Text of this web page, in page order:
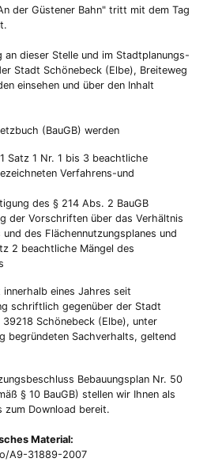
der Güstener Bahn" tritt mit dem Tag
an dieser Stelle und im Stadtplanungs-
Stadt Schönebeck (Elbe), Breiteweg
einsehen und über den Inhalt
(BauGB) werden
Satz 1 Nr. 1 bis 3 beachtliche
Verfahrens-und
des § 214 Abs. 2 BauGB
der Vorschriften über das Verhältnis
und des Flächennutzungsplanes und
2 beachtliche Mängel des
eines Jahres seit
schriftlich gegenüber der Stadt
Schönebeck (Elbe), unter
begründeten Sachverhalts, geltend
Bebauungsplan Nr. 50
§ 10 BauGB) stellen wir Ihnen als
zum Download bereit.
Material:
A9-31889-2007